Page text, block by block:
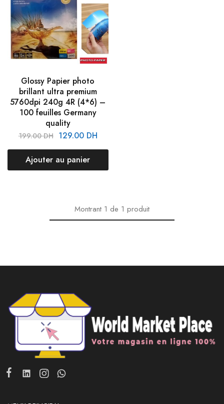
Glossy Papier photo
brillant ultra premium
5760dpi 240g 4R (4*6) –
100 feuilles Germany
quality
199.00DH 129.00 DH
Ajouter au panier
Montrant 1 de 1 produit